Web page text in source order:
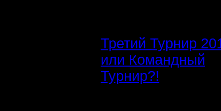
Третий Турнир
или Командный
Турнир?!